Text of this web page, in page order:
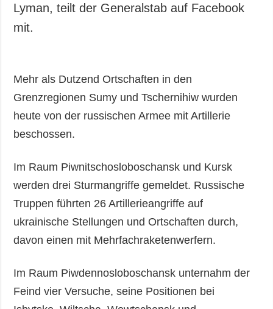
Lyman, teilt der Generalstab auf Facebook
mit.
Mehr als Dutzend Ortschaften in den
Grenzregionen Sumy und Tschernihiw wurden
heute von der russischen Armee mit Artillerie
beschossen.
Im Raum Piwnitschosloboschansk und Kursk
werden drei Sturmangriffe gemeldet. Russische
Truppen führten 26 Artillerieangriffe auf
ukrainische Stellungen und Ortschaften durch,
davon einen mit Mehrfachraketenwerfern.
Im Raum Piwdennosloboschansk unternahm der
Feind vier Versuche, seine Positionen bei